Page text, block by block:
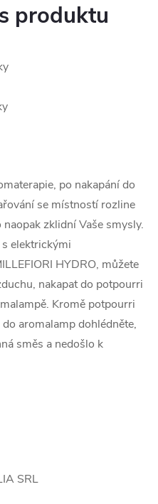
produktu
po nakapání do
se místností rozline
zklidní Vaše smysly.
elektrickými
HYDRO, můžete
nakapat do potpourri
Kromě potpourri
aromalamp dohlédněte,
směs a nedošlo k
SRL